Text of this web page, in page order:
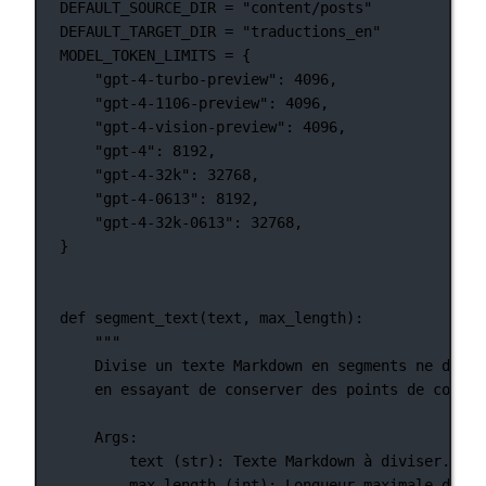
DEFAULT_SOURCE_DIR =
"content/posts"
DEFAULT_TARGET_DIR =
"traductions_en"
MODEL_TOKEN_LIMITS = {
"gpt-4-turbo-preview" : 4096,
"gpt-4-1106-preview" : 4096,
"gpt-4-vision-preview" : 4096,
"gpt-4" : 8192 ,
"gpt-4-32k" : 32768,
"gpt-4-0613" : 8192 ,
"gpt-4-32k-0613" : 32768,
}
def segment_text (text, max_length):
"""
Divise un texte Markdown en segments ne
en essayant de conserver des points de
Args:
text (str): Texte Markdown à diviser.